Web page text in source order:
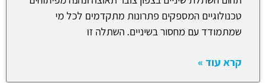
טכנולוגיים המספקים פתרונות מתקדמים לכל מי
שמתמודד עם מחסור בשיניים. השתלה זו
קרא עוד »